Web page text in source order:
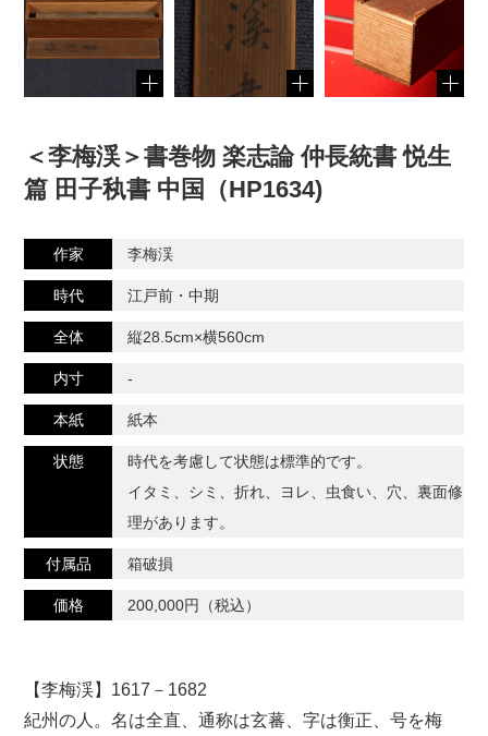
＜李梅渓＞書巻物 楽志論 仲長統書 悦生
篇 田子秇書 中国（HP1634)
作家 李梅渓
時代 江戸前・中期
全体 縦28.5cm×横560cm
内寸 -
本紙 紙本
状態
時代を考慮して状態は標準的です。
イタミ、シミ、折れ、ヨレ、虫食い、穴、裏面修
理があります。
付属品 箱破損
価格 200,000円（税込）
【李梅渓】1617－1682
紀州の人。名は全直、通称は玄蕃、字は衡正、号を梅